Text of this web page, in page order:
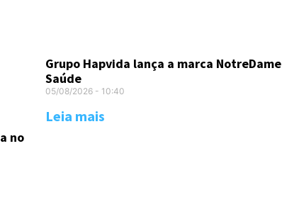
no
Grupo Hapvida lança a marca NotreDame
Saúde
05/08/2026 10:40
Leia mais